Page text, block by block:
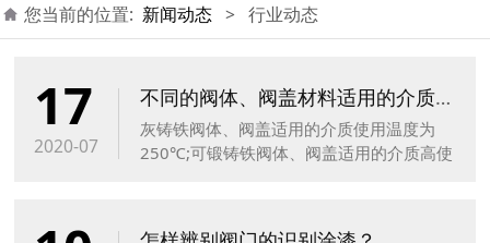
您当前的位置: 新闻动态 > 行业动态
17
2020-07
不同的阀体、阀盖材料适用的介质温度是多少？
灰铸铁阀体、阀盖适用的介质使用温度为
250℃;可锻铸铁阀体、阀盖适用的介质高使